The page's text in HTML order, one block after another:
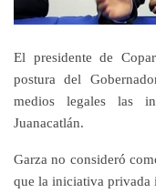
El presidente de
postura del
medios legales las
Juanacatlán.
Garza no consideró
que la iniciativa privada